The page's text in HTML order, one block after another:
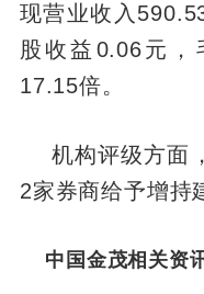
现营业收入
股收益0.06元，
17.15倍。
机构评级方面
2家券商给予增持
中国金茂相关资